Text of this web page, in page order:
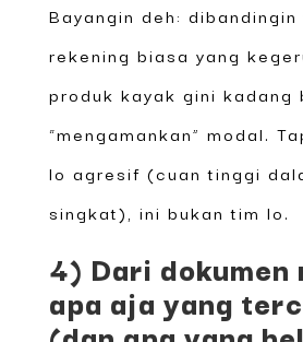
Bayangin deh:
rekening biasa yang
produk kayak gini kadang
“mengamankan” modal.
lo agresif (cuan tinggi
singkat), ini bukan tim lo.
4) Dari dokumen
apa aja yang